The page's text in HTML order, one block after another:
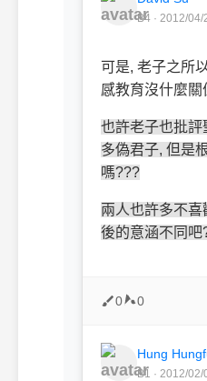
B4 · 2012/04/
可是, 老子之所
感教育沒什麼關
也許老子也批
多偽君子, 但是
嗎???
兩人也許多不喜
後的意涵不同吧
0 0
Hung
B1 · 2012/02/